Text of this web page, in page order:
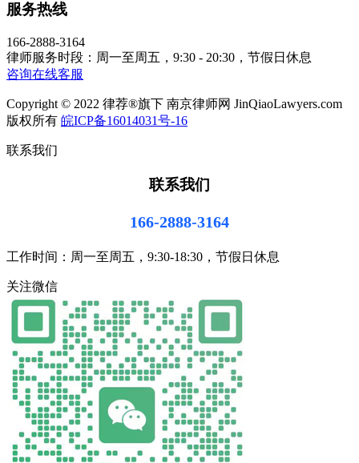
服务热线
166-2888-3164
律师服务时段：周一至周五，9:30 - 20:30，节假日休息
咨询在线客服
Copyright © 2022 律荐®旗下 南京律师网 JinQiaoLawyers.com
版权所有 皖ICP备16014031号-16
联系我们
联系我们
166-2888-3164
工作时间：周一至周五，9:30-18:30，节假日休息
关注微信